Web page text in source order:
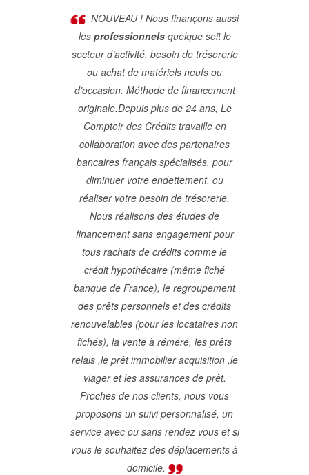
NOUVEAU ! Nous finançons aussi
lesprofessionnelsquelque soit le
secteur d’activité, besoin de trésorerie
ou achat de matériels neufs ou
d’occasion. Méthode de financement
originale.Depuis plus de 24 ans, Le
Comptoir des Crédits travaille en
collaboration avec des partenaires
bancaires français spécialisés, pour
diminuer votre endettement, ou
réaliser votre besoin de trésorerie.
Nous réalisons des études de
financement sans engagement pour
tous rachats de crédits comme le
crédit hypothécaire (même fiché
banque de France), le regroupement
des prêts personnels et des crédits
renouvelables (pour les locataires non
fichés), la vente à réméré, les prêts
relais ,le prêt immobilier acquisition ,le
viager et les assurances de prêt.
Proches de nos clients, nous vous
proposons un suivi personnalisé, un
service avec ou sans rendez vous et si
vous le souhaitez des déplacements à
domicile.